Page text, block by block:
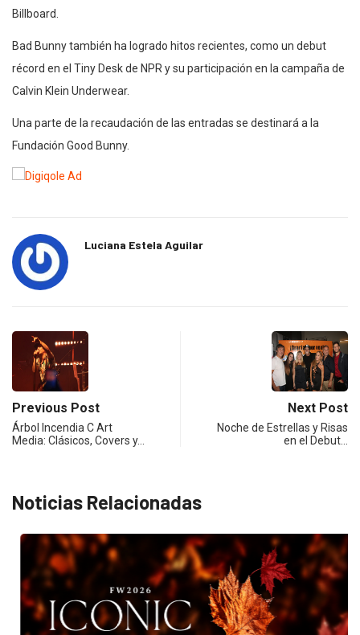
Billboard.
Bad Bunny también ha logrado hitos recientes, como un debut
récord en el Tiny Desk de NPR y su participación en la campaña de
Calvin Klein Underwear.
Una parte de la recaudación de las entradas se destinará a la
Fundación Good Bunny.
Luciana Estela Aguilar
Previous Post
Árbol Incendia C Art
Media: Clásicos, Covers y…
Next Post
Noche de Estrellas y Risas
en el Debut…
Noticias Relacionadas